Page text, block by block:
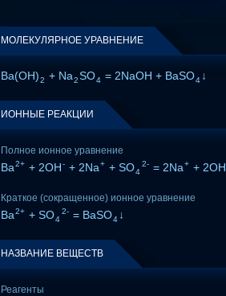
МОЛЕКУЛЯРНОЕ УРАВНЕНИЕ
Ba(OH)2 + Na2SO4 = 2NaOH + BaSO4 ↓
ИОННЫЕ РЕАКЦИИ
Полное ионное уравнение
Ba2+ + 2OH- + 2Na+ + SO4
2- = 2Na+ + 2OH
Краткое (сокращенное) ионное уравнение
Ba2+ + SO4
2- = BaSO4 ↓
НАЗВАНИЕ ВЕЩЕСТВ
Реагенты